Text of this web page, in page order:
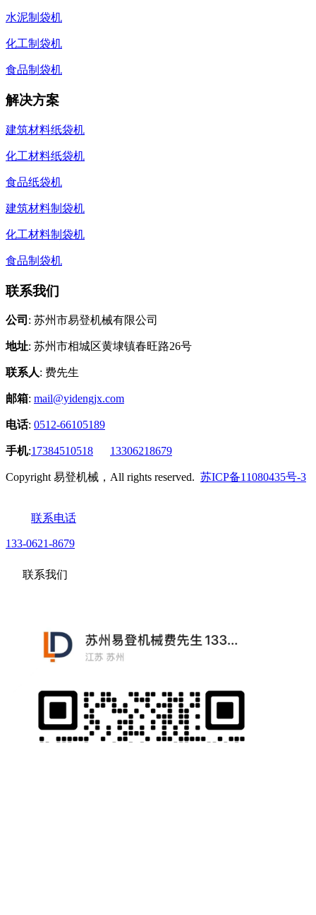
水泥制袋机
化工制袋机
食品制袋机
解决方案
建筑材料纸袋机
化工材料纸袋机
食品纸袋机
建筑材料制袋机
化工材料制袋机
食品制袋机
联系我们
公司 : 苏州市易登机械有限公司
地址: 苏州市相城区黄埭镇春旺路26号
联系人: 费先生
邮箱: mail@yidengjx.com
电话: 0512-66105189
手机:17384510518 13306218679
Copyright 易登机械，All rights reserved. 苏ICP备11080435号-3
联系电话
133-0621-8679
联系我们